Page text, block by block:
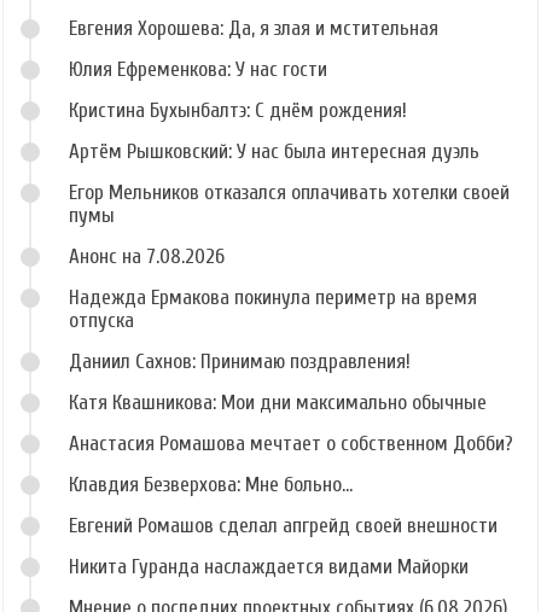
Евгения Хорошева: Да, я злая и мстительная
Юлия Ефременкова: У нас гости
Кристина Бухынбалтэ: С днём рождения!
Артём Рышковский: У нас была интересная дуэль
Егор Мельников отказался оплачивать хотелки своей
пумы
Анонс на 7.08.2026
Надежда Ермакова покинула периметр на время
отпуска
Даниил Сахнов: Принимаю поздравления!
Катя Квашникова: Мои дни максимально обычные
Анастасия Ромашова мечтает о собственном Добби?
Клавдия Безверхова: Мне больно...
Евгений Ромашов сделал апгрейд своей внешности
Никита Гуранда наслаждается видами Майорки